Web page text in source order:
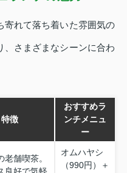
寄れて落ち着いた雰囲気の
、さまざまなシーンに合わ
特徴
おすすめラ
ンチメニュ
ー
老舗喫茶。
オムハヤシ
（990円）＋